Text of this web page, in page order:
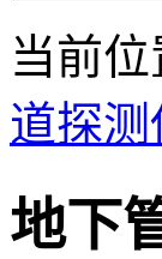
当前位
道探
地下